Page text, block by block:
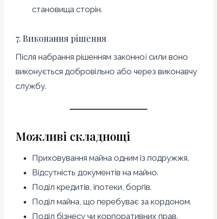
становища сторін.
7. Виконання рішення
Після набрання рішенням законної сили воно
виконується добровільно або через виконавчу
службу.
Можливі складнощі
Приховування майна одним із подружжя.
Відсутність документів на майно.
Поділ кредитів, іпотеки, боргів.
Поділ майна, що перебуває за кордоном.
Поділ бізнесу чи корпоративних прав.